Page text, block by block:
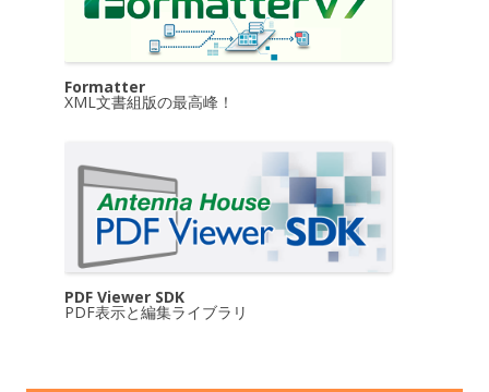
Formatter
XML文書組版の最高峰！
PDF Viewer SDK
PDF表示と編集ライブラリ